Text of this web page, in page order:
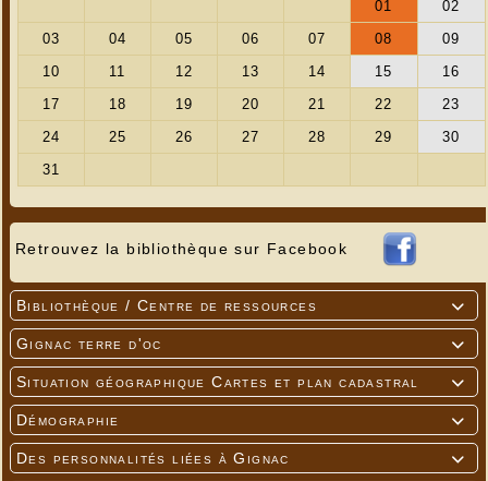
Retrouvez la bibliothèque sur Facebook

Bibliothèque / Centre de ressources

Gignac terre d'oc

Situation géographique Cartes et plan cadastral

Démographie

Des personnalités liées à Gignac